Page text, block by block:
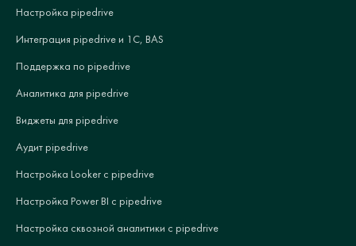
Настройка pipedrive
Интеграция pipedrive и 1С, BAS
Поддержка по pipedrive
Аналитика для pipedrive
Виджеты для pipedrive
Аудит pipedrive
Настройка Looker с pipedrive
Настройка Power BI с pipedrive
Настройка сквозной аналитики с pipedrive